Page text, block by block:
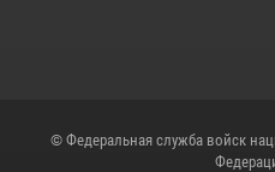
© Федеральная служба войск